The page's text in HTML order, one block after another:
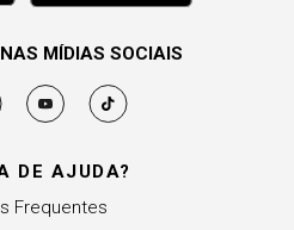
DE AJUDA?
Frequentes
MÍDIAS SOCIAIS